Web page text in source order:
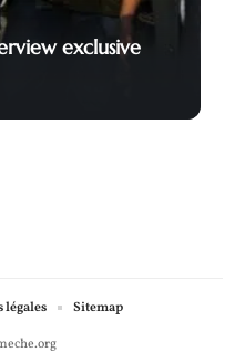
exclusive
Sitemap